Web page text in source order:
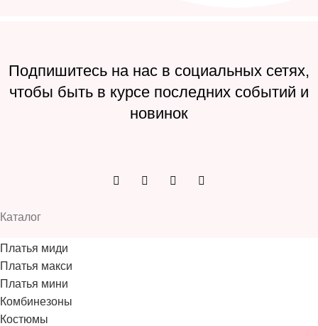
Подпишитесь на нас в социальных сетях,
чтобы быть в курсе последних событий и
новинок
Каталог
Платья миди
Платья макси
Платья мини
Комбинезоны
Костюмы